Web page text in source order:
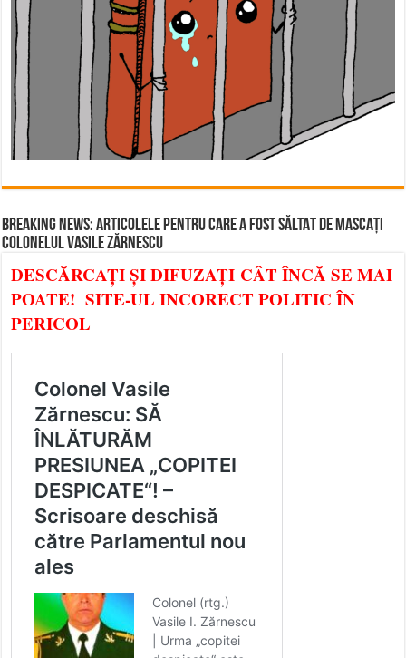
BREAKING NEWS: ARTICOLELE PENTRU CARE A FOST SĂLTAT DE MASCAȚI
COLONELUL VASILE ZĂRNESCU
DESCĂRCAȚI ȘI DIFUZAȚI CÂT ÎNCĂ SE MAI
POATE! SITE-UL INCORECT POLITIC ÎN
PERICOL